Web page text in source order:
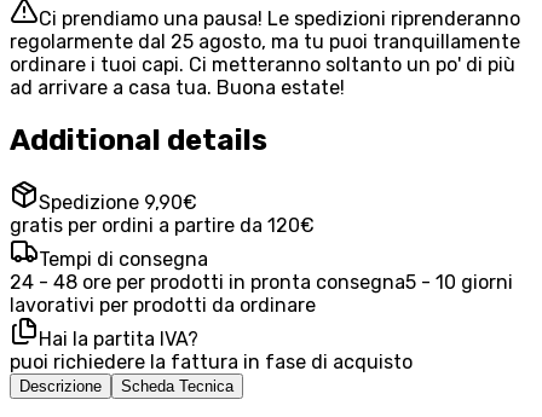
Ci prendiamo una pausa! Le spedizioni riprenderanno
regolarmente dal 25 agosto, ma tu puoi tranquillamente
ordinare i tuoi capi. Ci metteranno soltanto un po' di più
ad arrivare a casa tua. Buona estate!
Additional details
Spedizione 9,90€
gratis per ordini a partire da 120€
Tempi di consegna
24 - 48 ore per prodotti in pronta consegna5 - 10 giorni
lavorativi per prodotti da ordinare
Hai la partita IVA?
puoi richiedere la fattura in fase di acquisto
Descrizione Scheda Tecnica